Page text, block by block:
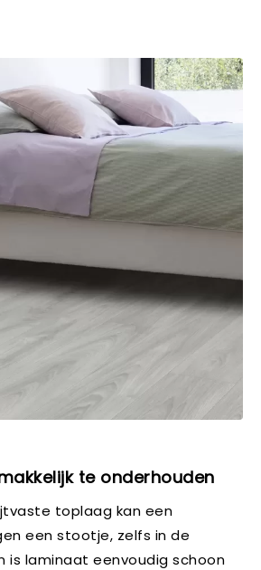
te onderhouden
toplaag kan een
een stootje, zelfs in de
is laminaat eenvoudig schoon